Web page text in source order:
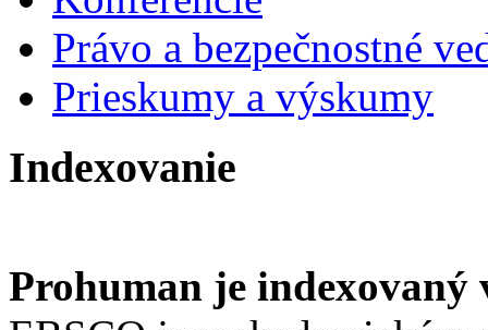
Právo a bezpečnostné
Prieskumy a výskumy
Indexovanie
Prohuman je indexovaný